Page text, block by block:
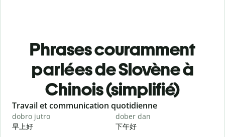
Phrases couramment
parlées de Slovène à
Chinois (simplifié)
Slide 1 of 6
Travail et communication quotidienne
dobro jutro
早上好
dober dan
下午好